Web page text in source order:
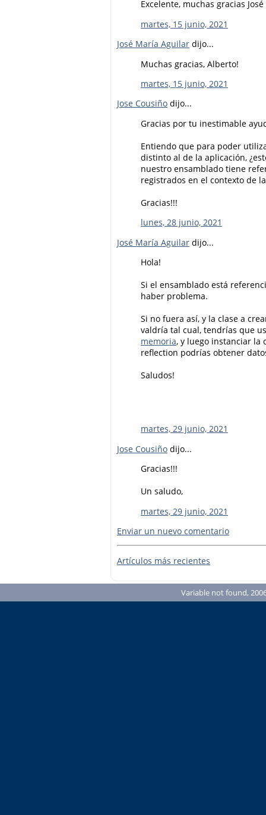
Excelente, muchas gracias
martes, 15 junio, 2021
José María Aguilar dijo...
Muchas gracias, Alberto!
martes, 15 junio, 2021
Jose Cousiño dijo...
Gracias por tu inestimable
Entiendo que para poder
distinto al de la aplicación,
nuestro ensamblado tiene
registrados en el contexto de
Gracias!!!
lunes, 28 junio, 2021
José María Aguilar dijo...
Hola!
Si el ensamblado está
haber problema.
Si no fuera así, y la clase a
valdría tal cual, tendrías que
memoria, y luego instanciar la
reflection podrías obtener
Saludos!
martes, 29 junio, 2021
Jose Cousiño dijo...
Gracias!!!
Un saludo,
martes, 29 junio, 2021
Enviar un nuevo comentario
Artículos más recientes
Variable not found,